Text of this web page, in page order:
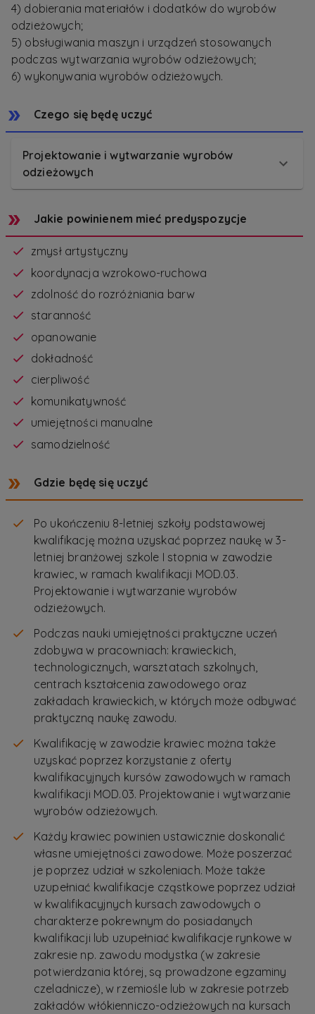
4) dobierania materiałów i dodatków do wyrobów
odzieżowych;
5) obsługiwania maszyn i urządzeń stosowanych
podczas wytwarzania wyrobów odzieżowych;
6) wykonywania wyrobów odzieżowych.
Czego się będę uczyć
Projektowanie i wytwarzanie wyrobów
odzieżowych
Jakie powinienem mieć predyspozycje
zmysł artystyczny
koordynacja wzrokowo-ruchowa
zdolność do rozróżniania barw
staranność
opanowanie
dokładność
cierpliwość
komunikatywność
umiejętności manualne
samodzielność
Gdzie będę się uczyć
Po ukończeniu 8-letniej szkoły podstawowej
kwalifikację można uzyskać poprzez naukę w 3-
letniej branżowej szkole I stopnia w zawodzie
krawiec, w ramach kwalifikacji MOD.03.
Projektowanie i wytwarzanie wyrobów
odzieżowych.
Podczas nauki umiejętności praktyczne uczeń
zdobywa w pracowniach: krawieckich,
technologicznych, warsztatach szkolnych,
centrach kształcenia zawodowego oraz
zakładach krawieckich, w których może odbywać
praktyczną naukę zawodu.
Kwalifikację w zawodzie krawiec można także
uzyskać poprzez korzystanie z oferty
kwalifikacyjnych kursów zawodowych w ramach
kwalifikacji MOD.03. Projektowanie i wytwarzanie
wyrobów odzieżowych.
Każdy krawiec powinien ustawicznie doskonalić
własne umiejętności zawodowe. Może poszerzać
je poprzez udział w szkoleniach. Może także
uzupełniać kwalifikacje cząstkowe poprzez udział
w kwalifikacyjnych kursach zawodowych o
charakterze pokrewnym do posiadanych
kwalifikacji lub uzupełniać kwalifikacje rynkowe w
zakresie np. zawodu modystka (w zakresie
potwierdzania której, są prowadzone egzaminy
czeladnicze), w rzemiośle lub w zakresie potrzeb
zakładów włókienniczo-odzieżowych na kursach